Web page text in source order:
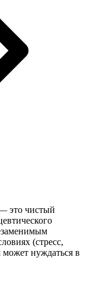
это чистый
(стресс,
нуждаться в